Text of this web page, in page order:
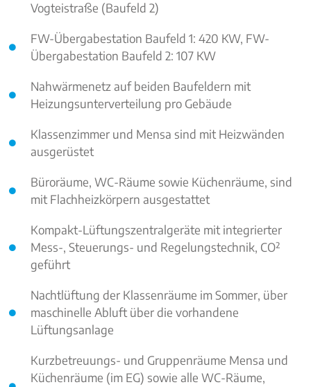
Vogteistraße (Baufeld 2)
FW-Übergabestation Baufeld 1: 420 KW, FW-
Übergabestation Baufeld 2: 107 KW
Nahwärmenetz auf beiden Baufeldern mit
Heizungsunterverteilung pro Gebäude
Klassenzimmer und Mensa sind mit Heizwänden
ausgerüstet
Büroräume, WC-Räume sowie Küchenräume, sind
mit Flachheizkörpern ausgestattet
Kompakt-Lüftungszentralgeräte mit integrierter
Mess-, Steuerungs- und Regelungstechnik, CO²
geführt
Nachtlüftung der Klassenräume im Sommer, über
maschinelle Abluft über die vorhandene
Lüftungsanlage
Kurzbetreuungs- und Gruppenräume Mensa und
Küchenräume (im EG) sowie alle WC-Räume,